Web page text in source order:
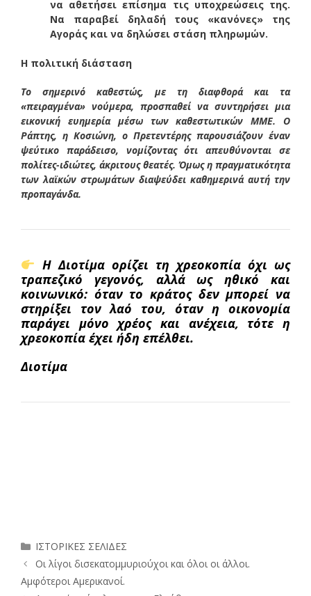
να αθετήσει επίσημα τις υποχρεώσεις της.
Να παραβεί δηλαδή τους «κανόνες» της
Αγοράς και να δηλώσει στάση πληρωμών.
Η πολιτική διάσταση
Το σημερινό καθεστώς, με τη διαφθορά και τα
«πειραγμένα» νούμερα, προσπαθεί να συντηρήσει μια
εικονική ευημερία μέσω των καθεστωτικών ΜΜΕ. Ο
Ράπτης, η Κοσιώνη, ο Πρετεντέρης παρουσιάζουν έναν
ψεύτικο παράδεισο, νομίζοντας ότι απευθύνονται σε
πολίτες-ιδιώτες, άκριτους θεατές. Όμως η πραγματικότητα
των λαϊκών στρωμάτων διαψεύδει καθημερινά αυτή την
προπαγάνδα.
Η Διοτίμα ορίζει τη χρεοκοπία όχι ως
τραπεζικό γεγονός, αλλά ως ηθικό και
κοινωνικό: όταν το κράτος δεν μπορεί να
στηρίξει τον λαό του, όταν η οικονομία
παράγει μόνο χρέος και ανέχεια, τότε η
χρεοκοπία έχει ήδη επέλθει.
Διοτίμα
Κατηγορίες
ΙΣΤΟΡΙΚΕΣ ΣΕΛΙΔΕΣ
Οι λίγοι δισεκατομμυριούχοι και όλοι οι άλλοι.
Αμφότεροι Αμερικανοί.